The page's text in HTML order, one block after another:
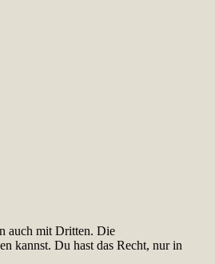
auch mit Dritten. Die
kannst. Du hast das Recht, nur in